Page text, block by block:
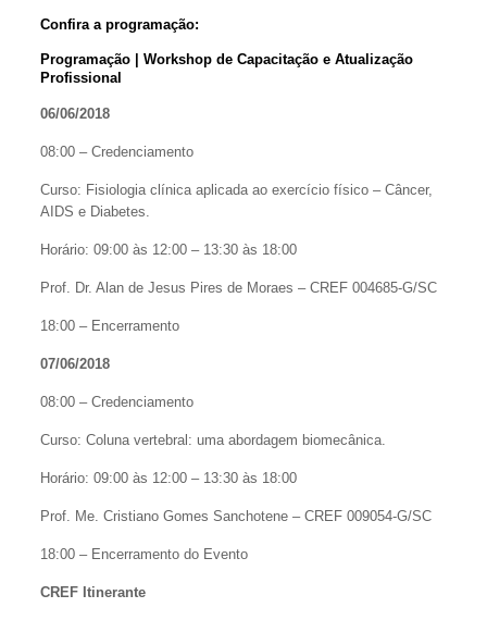
Confira a programação:
Programação | Workshop de Capacitação e Atualização
Profissional
06/06/2018
08:00 – Credenciamento
Curso: Fisiologia clínica aplicada ao exercício físico – Câncer,
AIDS e Diabetes.
Horário: 09:00 às 12:00 – 13:30 às 18:00
Prof. Dr. Alan de Jesus Pires de Moraes – CREF 004685-G/SC
18:00 – Encerramento
07/06/2018
08:00 – Credenciamento
Curso: Coluna vertebral: uma abordagem biomecânica.
Horário: 09:00 às 12:00 – 13:30 às 18:00
Prof. Me. Cristiano Gomes Sanchotene – CREF 009054-G/SC
18:00 – Encerramento do Evento
CREF Itinerante